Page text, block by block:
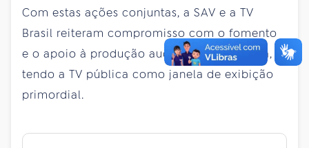
Com estas ações conjuntas, a SAV e a TV
Brasil reiteram compromisso com o fomento
e o apoio à produção audiovisual brasileira,
tendo a TV pública como janela de exibição
primordial.